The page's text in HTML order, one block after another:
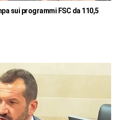
sui programmi FSC da 110,5